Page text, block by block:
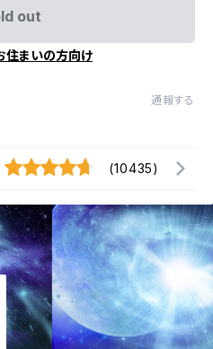
out
住まいの方向け
通報する
(10435)